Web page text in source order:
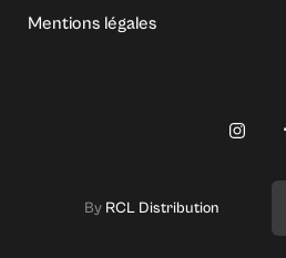
Mentions légales
By RCL Distribution